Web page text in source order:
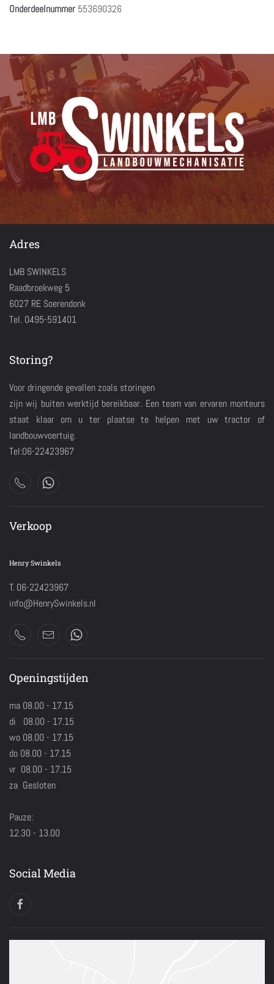
Onderdeelnummer 553690326
Adres
LMB SWINKELS
Raadbroekweg 5
6027 RE Soerendonk
Tel. 0495-591401
Storing?
Voor dringende gevallen zoals storingen
zijn wij buiten werktijd bereikbaar. Een team van ervaren monteurs
staat klaar om u ter plaatse te helpen met uw tractor of
landbouwvoertuig.
Tel:06-22423967
Verkoop
Henry Swinkels
T. 06-22423967
info@HenrySwinkels.nl
Openingstijden
ma 08.00 - 17.15
di 08.00 - 17.15
wo 08.00 - 17.15
do 08.00 - 17.15
vr 08.00 - 17.15
za Gesloten
Pauze:
12.30 - 13.00
Social Media